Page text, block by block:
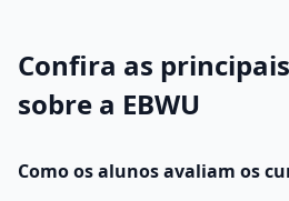
Confira as
sobre a EBWU
Como os alunos avaliam os